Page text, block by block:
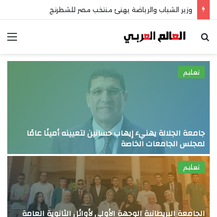
وزير الشباب والرياضة يهنئ منتخب مصر للشطرنج
بحث عن
تعليم
جامعة الجلالة يهنيء إيهاب حسانين لتعيينه أمينًا عامًا
لمجلس الجامعات الخاصة
تعليم
الجامعة البريطانية الوجهة الأولى لأوائل الثانوية العامة